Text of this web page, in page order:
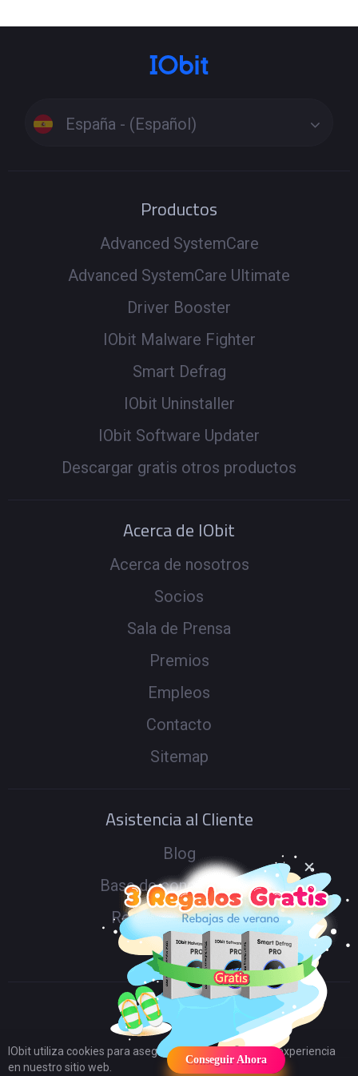
Conseguir Ahora
todos los controladores relacionados y asegurarte de
España - (Español)
Productos
Advanced SystemCare
Advanced SystemCare Ultimate
Driver Booster
IObit Malware Fighter
Smart Defrag
IObit Uninstaller
IObit Software Updater
Descargar gratis otros productos
Acerca de IObit
Acerca de nosotros
Socios
Sala de Prensa
Premios
Empleos
Contacto
Sitemap
Asistencia al Cliente
Blog
Base de conocimiento
Renueva tu licencia
IObit Foro
IObit utiliza cookies para asegurar que tenga la mejor experiencia
en nuestro sitio web.